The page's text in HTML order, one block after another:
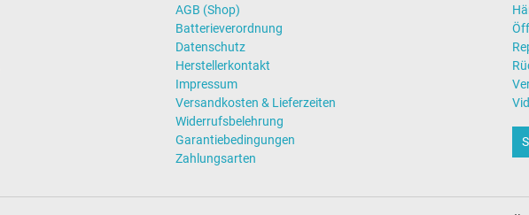
AGB (Shop)
Batterieverordnung
Datenschutz
Herstellerkontakt
Impressum
Versandkosten & Lieferzeiten
Widerrufsbelehrung
Garantiebedingungen
Zahlungsarten